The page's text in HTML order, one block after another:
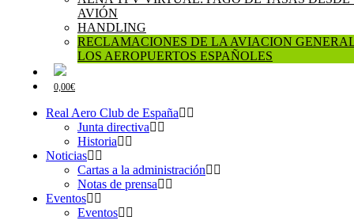
AVIÓN
HANDLING
RECLAMACIONES DE LA AVIACION
LOS AEROPUERTOS ESPAÑOLES
0,00€
Real Aero Club de España
Junta directiva
Historia
Noticias
Cartas a la administración
Notas de prensa
Eventos
Eventos